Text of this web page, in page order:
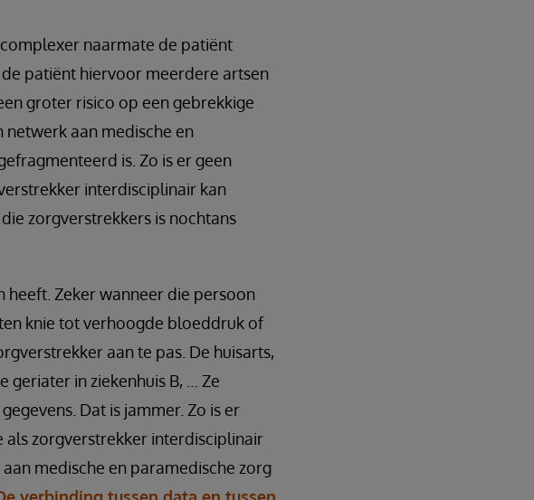
naarmate de patiënt
patiënt hiervoor meerdere artsen
groter risico op een gebrekkige
aan medische en
is. Zo is er geen
interdisciplinair kan
zorgverstrekkers is nochtans
heeft. Zeker wanneer die persoon
knie tot verhoogde bloeddruk of
aan te pas. De huisarts,
geriater in ziekenhuis B, … Ze
Dat is jammer. Zo is er
zorgverstrekker interdisciplinair
medische en paramedische zorg